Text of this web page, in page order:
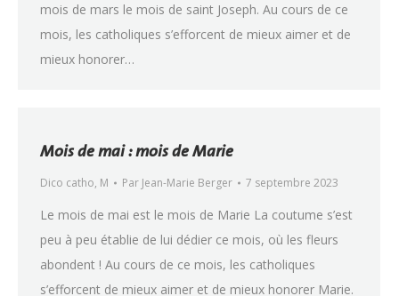
mois de mars le mois de saint Joseph. Au cours de ce
mois, les catholiques s’efforcent de mieux aimer et de
mieux honorer…
Mois de mai : mois de Marie
Dico catho, M Par Jean-Marie Berger 7 septembre 2023
Le mois de mai est le mois de Marie La coutume s’est
peu à peu établie de lui dédier ce mois, où les fleurs
abondent ! Au cours de ce mois, les catholiques
s’efforcent de mieux aimer et de mieux honorer Marie.